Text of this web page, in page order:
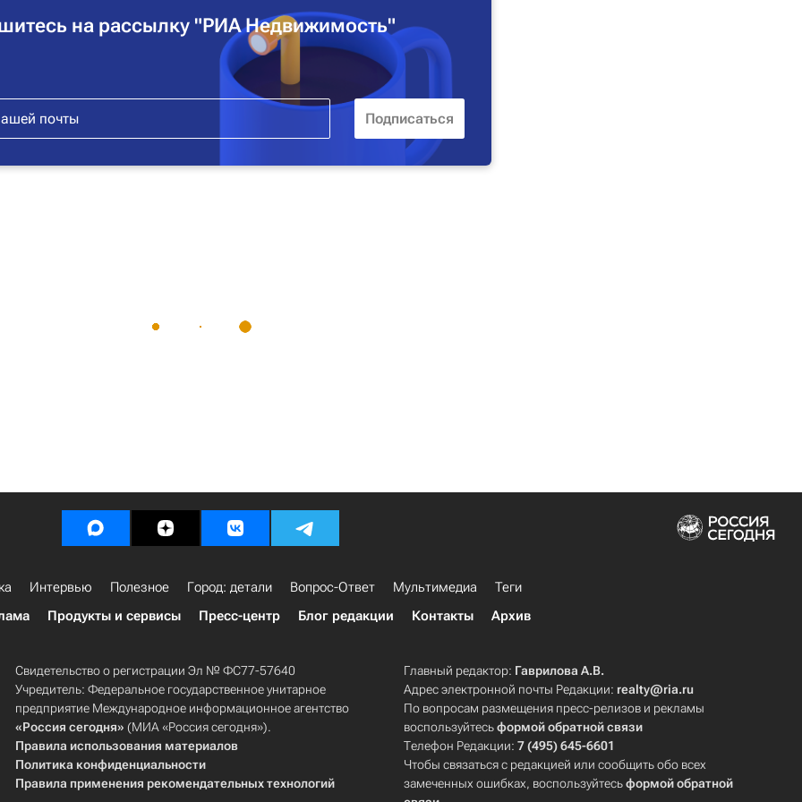
на рассылку "РИА Недвижимость"
Интервью Полезное Город: детали Вопрос-Ответ Мультимедиа
Теги
Продукты и сервисы Пресс-центр Блог редакции Контакты Архив
Свидетельство о регистрации Эл № ФС77-57640
Учредитель: Федеральное государственное унитарное
предприятие Международное информационное агентство
«Россия сегодня» (МИА «Россия сегодня»).
Правила использования материалов
Политика конфиденциальности
Правила применения рекомендательных технологий
Главный редактор: Гаврилова А.В.
Адрес электронной почты Редакции: realty@ria.ru
По вопросам размещения пресс-релизов и рекламы
воспользуйтесьформой обратной связи
Телефон Редакции:7 (495) 645-6601
Чтобы связаться с редакцией или сообщить обо всех
замеченных ошибках, воспользуйтесьформой обратной